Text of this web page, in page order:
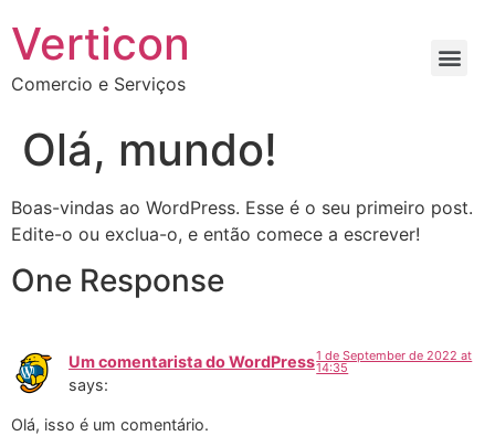
Verticon
Comercio e Serviços
Olá, mundo!
Boas-vindas ao WordPress. Esse é o seu primeiro post.
Edite-o ou exclua-o, e então comece a escrever!
One Response
Um comentarista do WordPress
says:
1 de September de 2022 at
14:35
Olá, isso é um comentário.